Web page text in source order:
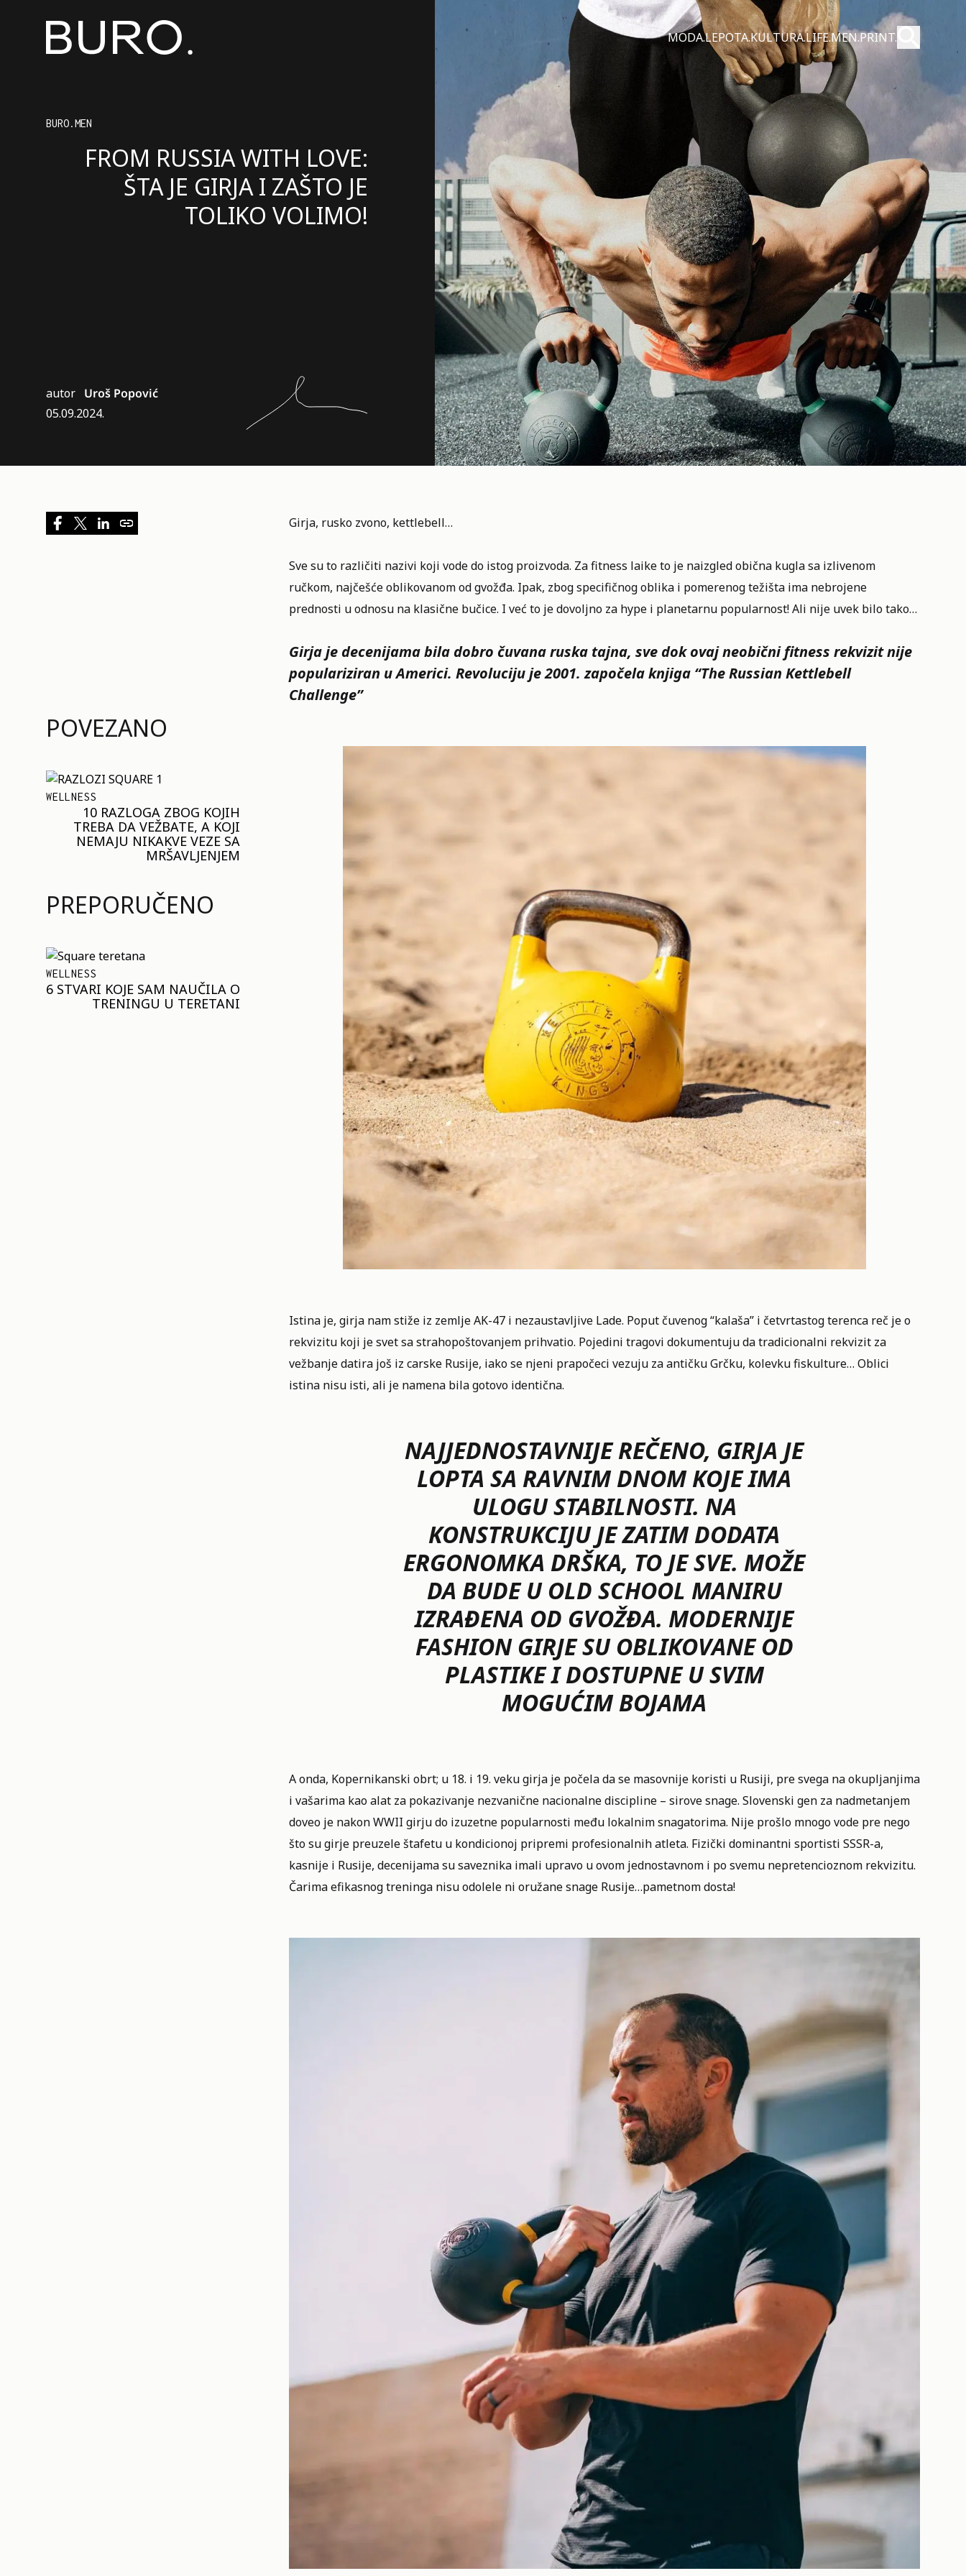
MODA.LEPOTA.KULTURA.LIFE.MEN.PRINT. Pretraži
BURO.MEN
FROM RUSSIA WITH LOVE:
ŠTA JE GIRJA I ZAŠTO JE
TOLIKO VOLIMO!
autor Uroš Popović
05.09.2024.
POVEZANO
WELLNESS
10 RAZLOGA ZBOG KOJIH
TREBA DA VEŽBATE, A KOJI
NEMAJU NIKAKVE VEZE SA
MRŠAVLJENJEM
PREPORUČENO
WELLNESS
6 STVARI KOJE SAM NAUČILA O
TRENINGU U TERETANI
Girja, rusko zvono, kettlebell…
Sve su to različiti nazivi koji vode do istog proizvoda. Za fitness laike to je naizgled obična kugla sa izlivenom
ručkom, najčešće oblikovanom od gvožđa. Ipak, zbog specifičnog oblika i pomerenog težišta ima nebrojene
prednosti u odnosu na klasične bučice. I već to je dovoljno za hype i planetarnu popularnost! Ali nije uvek bilo tako…
Girja je decenijama bila dobro čuvana ruska tajna, sve dok ovaj neobični fitness rekvizit nije
populariziran u Americi. Revoluciju je 2001. započela knjiga “The Russian Kettlebell
Challenge”
Istina je, girja nam stiže iz zemlje AK-47 i nezaustavljive Lade. Poput čuvenog “kalaša” i četvrtastog terenca reč je o
rekvizitu koji je svet sa strahopoštovanjem prihvatio. Pojedini tragovi dokumentuju da tradicionalni rekvizit za
vežbanje datira još iz carske Rusije, iako se njeni prapočeci vezuju za antičku Grčku, kolevku fiskulture… Oblici
istina nisu isti, ali je namena bila gotovo identična.
NAJJEDNOSTAVNIJE REČENO, GIRJA JE
LOPTA SA RAVNIM DNOM KOJE IMA
ULOGUSTABILNOSTI. NA
KONSTRUKCIJU JE ZATIM DODATA
ERGONOMKA DRŠKA, TO JE SVE. MOŽE
DA BUDE U OLD SCHOOL MANIRU
IZRAĐENA OD GVOŽĐA. MODERNIJE
FASHION GIRJE SU OBLIKOVANE OD
PLASTIKE I DOSTUPNE U SVIM
MOGUĆIM BOJAMA
A onda, Kopernikanski obrt; u 18. i 19. veku girja je počela da se masovnije koristi u Rusiji, pre svega na okupljanjima
i vašarima kao alat za pokazivanje nezvanične nacionalne discipline – sirove snage. Slovenski gen za nadmetanjem
doveo je nakon WWII girju do izuzetne popularnosti među lokalnim snagatorima. Nije prošlo mnogo vode pre nego
što su girje preuzele štafetu u kondicionoj pripremi profesionalnih atleta. Fizički dominantni sportisti SSSR-a,
kasnije i Rusije, decenijama su saveznika imali upravo u ovom jednostavnom i po svemu nepretencioznom rekvizitu.
Čarima efikasnog treninga nisu odolele ni oružane snage Rusije…pametnom dosta!